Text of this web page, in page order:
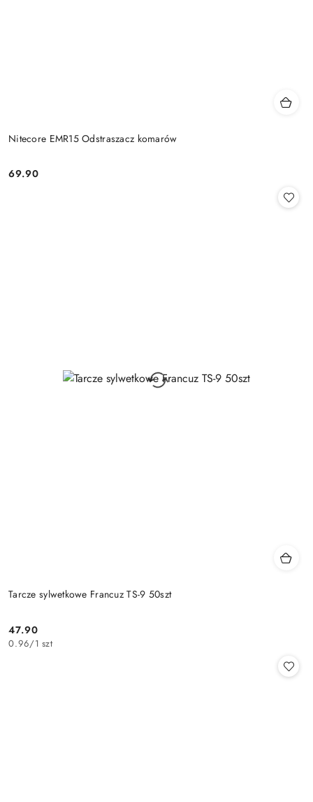
Nitecore EMR15 Odstraszacz komarów
Cena:
69.90
Tarcze sylwetkowe Francuz TS-9 50szt
Cena:
47.90
0.96/1 szt